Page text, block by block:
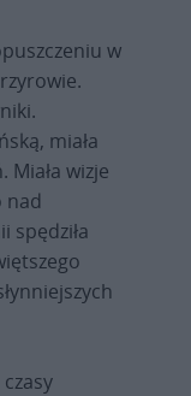
w
miała
wizje
nad
spędziła